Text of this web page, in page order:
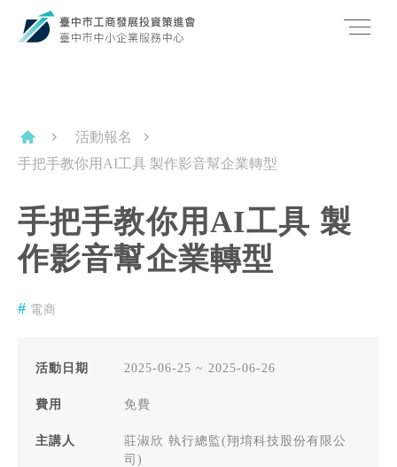
活動報名
手把手教你用AI工具 製作影音幫企業轉型
手把手教你用AI工具 製
作影音幫企業轉型
電商
活動日期 2025-06-25 ~ 2025-06-26
費用 免費
主講人
莊淑欣 執行總監(翔堉科技股份有限公
司)